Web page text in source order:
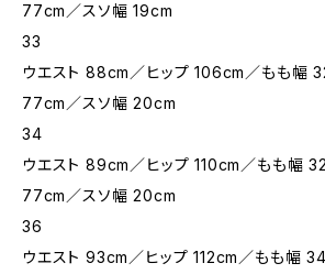
77cm／スソ幅 19cm
33
ウエスト 88cm／ヒップ 106cm／もも幅
77cm／スソ幅 20cm
34
ウエスト 89cm／ヒップ 110cm／もも幅
77cm／スソ幅 20cm
36
ウエスト 93cm／ヒップ 112cm／もも幅